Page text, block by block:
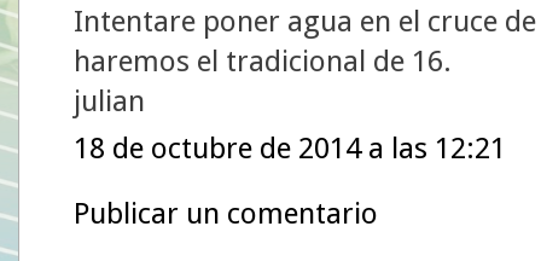
Intentare poner agua en el cruce
haremos el tradicional de 16.
julian
18 de octubre de 2014 a las 12:21
Publicar un comentario